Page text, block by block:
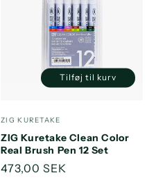
Forhandler:
ZIG KURETAKE
ZIG Kuretake Clean Color
Real Brush Pen 12 Set
Normalpris
473,00 SEK
Reducer
Title
Øg
Title
Tilføj til kurv